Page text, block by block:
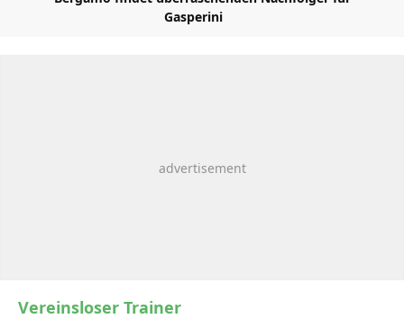
Gasperini
Vereinsloser Trainer